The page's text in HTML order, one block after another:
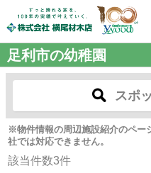
足利市の幼稚園
スポ
※物件情報の周辺施設紹介のペー
社では対応できません。
該当件数3件